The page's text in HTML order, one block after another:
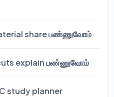
share பண்ணுவோம்
explain பண்ணுவோம்
study planner